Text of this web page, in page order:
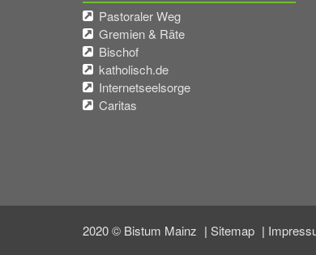
Pastoraler Weg
Gremien & Räte
Bischof
katholisch.de
Internetseelsorge
Caritas
2020 © Bistum Mainz Sitemap